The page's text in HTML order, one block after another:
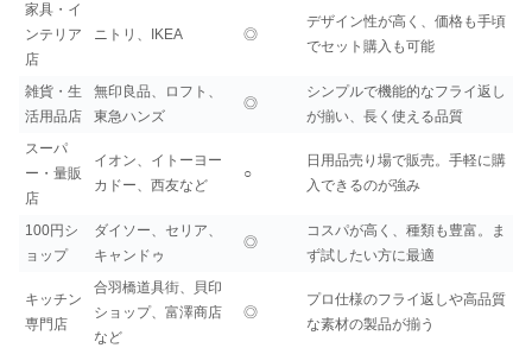
家具・イ
ンテリア
店
ニトリ、IKEA ◎
デザイン性が高く、価格も手頃
でセット購入も可能
雑貨・生
活用品店
無印良品、ロフト、
東急ハンズ
◎
シンプルで機能的なフライ返し
が揃い、長く使える品質
スーパ
ー・量販
店
イオン、イトーヨー
カドー、西友など
○
日用品売り場で販売。手軽に購
入できるのが強み
100円シ
ョップ
ダイソー、セリア、
キャンドゥ
◎
コスパが高く、種類も豊富。ま
ず試したい方に最適
キッチン
専門店
合羽橋道具街、貝印
ショップ、富澤商店
など
◎
プロ仕様のフライ返しや高品質
な素材の製品が揃う